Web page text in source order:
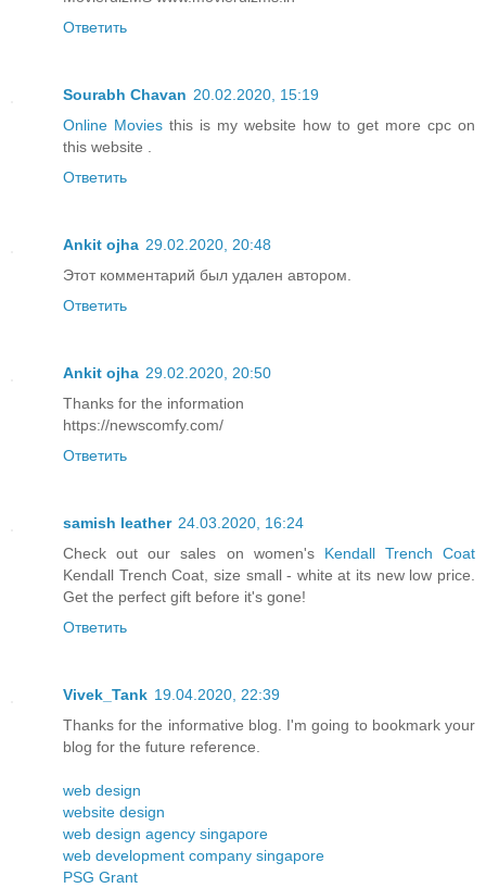
Ответить
Sourabh Chavan 20.02.2020, 15:19
Online Movies this is my website how to get more cpc on
this website .
Ответить
Ankit ojha 29.02.2020, 20:48
Этот комментарий был удален автором.
Ответить
Ankit ojha 29.02.2020, 20:50
Thanks for the information
https://newscomfy.com/
Ответить
samish leather 24.03.2020, 16:24
Check out our sales on women's Kendall Trench Coat
Kendall Trench Coat, size small - white at its new low price.
Get the perfect gift before it's gone!
Ответить
Vivek_Tank 19.04.2020, 22:39
Thanks for the informative blog. I'm going to bookmark your
blog for the future reference.
web design
website design
web design agency singapore
web development company singapore
PSG Grant